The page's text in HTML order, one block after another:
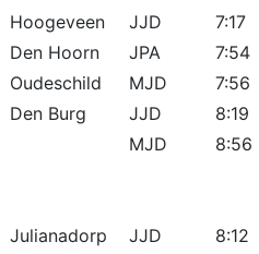
Hoogeveen JJD
7:17
Den Hoorn JPA
7:54
Oudeschild MJD
7:56
Den Burg JJD
8:19
MJD 8:56
Julianadorp JJD
8:12